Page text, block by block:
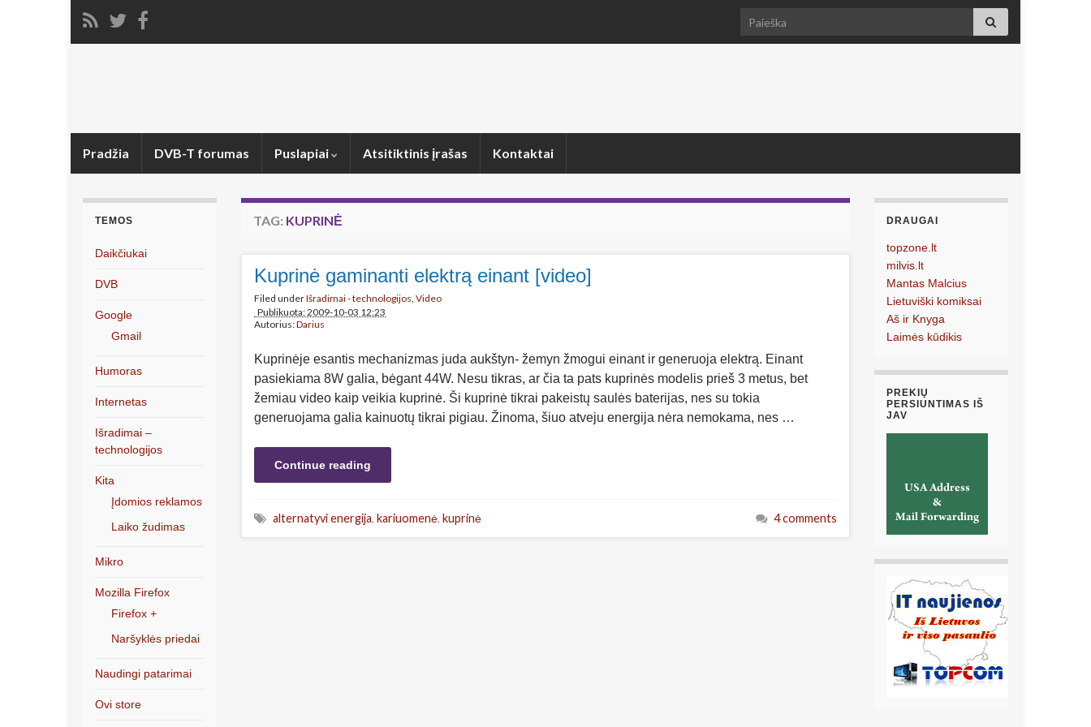
Search for:
Pradžia DVB-T forumas Puslapiai Atsitiktinis įrašas Kontaktai
TAG: KUPRINĖ
Kuprinė gaminanti elektrą einant [video]
Filed underIšradimai - technologijos, Video
Publikuota: 2009-10-03 12:23
Autorius:Darius
Kuprinėje esantis mechanizmas juda aukštyn- žemyn žmogui einant ir generuoja elektrą. Einant
pasiekiama 8W galia, bėgant 44W. Nesu tikras, ar čia ta pats kuprinės modelis prieš 3 metus, bet
žemiau video kaip veikia kuprinė. Ši kuprinė tikrai pakeistų saulės baterijas, nes su tokia
generuojama galia kainuotų tikrai pigiau. Žinoma, šiuo atveju energija nėra nemokama, nes …
Continue reading
alternatyvi energija, kariuomenė, kuprinė 4 comments
TEMOS
Daikčiukai
DVB
Google
Gmail
Humoras
Internetas
Išradimai –
technologijos
Kita
Įdomios reklamos
Laiko žudimas
Mikro
Mozilla Firefox
Firefox +
Naršyklės priedai
Naudingi patarimai
Ovi store
DRAUGAI
topzone.lt
milvis.lt
Mantas Malcius
Lietuviški komiksai
Aš ir Knyga
Laimės kūdikis
PREKIŲ
PERSIUNTIMAS IŠ
JAV